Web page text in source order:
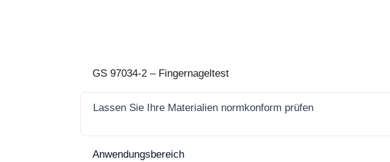
GS 97034-2 – Fingernageltest
Lassen Sie Ihre Materialien normkonform prüfen
Anwendungsbereich